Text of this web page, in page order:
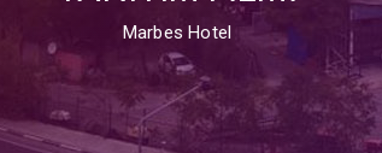
Marbes Hotel